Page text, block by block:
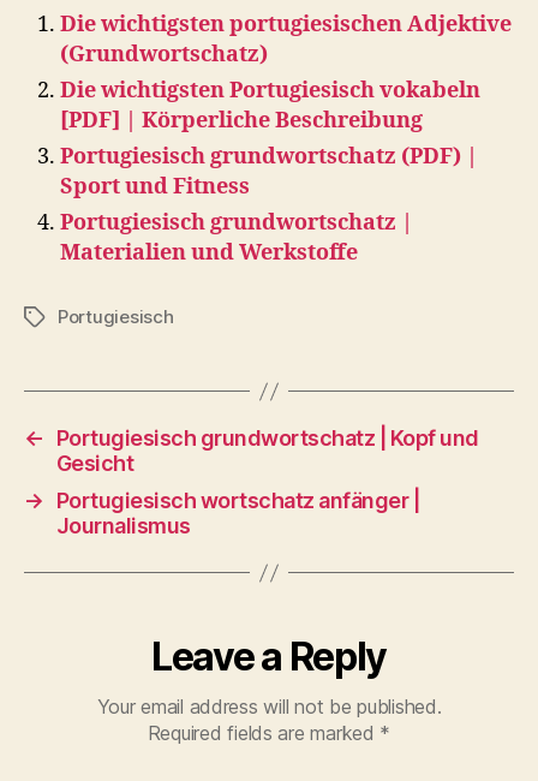
Die wichtigsten portugiesischen Adjektive
(Grundwortschatz)
Die wichtigsten Portugiesisch vokabeln
[PDF] | Körperliche Beschreibung
Portugiesisch grundwortschatz (PDF) |
Sport und Fitness
Portugiesisch grundwortschatz |
Materialien und Werkstoffe
TagsPortugiesisch
←
Portugiesisch grundwortschatz | Kopf und
Gesicht
→
Portugiesisch wortschatz anfänger |
Journalismus
Leave a Reply
Your email address will not be published.
Required fields are marked *